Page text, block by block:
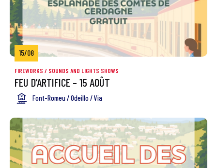
15/08
FIREWORKS / SOUNDS AND LIGHTS SHOWS
FEU D’ARTIFICE – 15 AOÛT
Font-Romeu / Odeillo / Via